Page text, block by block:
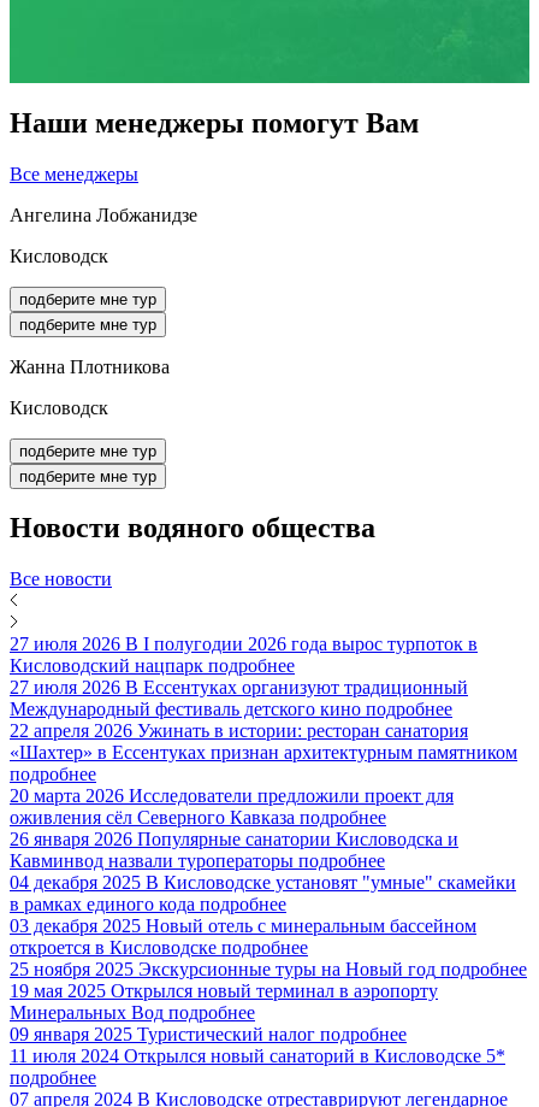
Наши менеджеры помогут Вам
Все менеджеры
Ангелина Лобжанидзе
Кисловодск
подберите мне тур
подберите мне тур
Жанна Плотникова
Кисловодск
подберите мне тур
подберите мне тур
Новости водяного общества
Все новости
27 июля 2026 В I полугодии 2026 года вырос турпоток в
Кисловодский нацпарк подробнее
27 июля 2026 В Ессентуках организуют традиционный
Международный фестиваль детского кино подробнее
22 апреля 2026 Ужинать в истории: ресторан санатория
«Шахтер» в Ессентуках признан архитектурным памятником
подробнее
20 марта 2026 Исследователи предложили проект для
оживления сёл Северного Кавказа подробнее
26 января 2026 Популярные санатории Кисловодска и
Кавминвод назвали туроператоры подробнее
04 декабря 2025 В Кисловодске установят "умные" скамейки
в рамках единого кода подробнее
03 декабря 2025 Новый отель с минеральным бассейном
откроется в Кисловодске подробнее
25 ноября 2025 Экскурсионные туры на Новый год подробнее
19 мая 2025 Открылся новый терминал в аэропорту
Минеральных Вод подробнее
09 января 2025 Туристический налог подробнее
11 июля 2024 Открылся новый санаторий в Кисловодске 5*
подробнее
07 апреля 2024 В Кисловодске отреставрируют легендарное